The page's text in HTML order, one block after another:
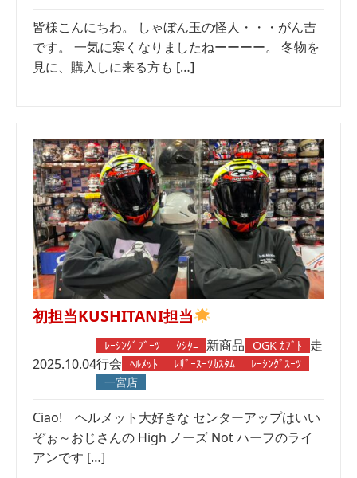
皆様こんにちわ。 しゃぼん玉の怪人・・・がん吉
です。 一気に寒くなりましたねーーーー。 冬物を
見に、購入しに来る方も […]
初担当KUSHITANI担当
2025.10.04
ﾚｰｼﾝｸﾞﾌﾞｰﾂ ｸｼﾀﾆ 新商品 OGK ｶﾌﾞﾄ
走
行会 ﾍﾙﾒｯﾄ ﾚｻﾞｰｽｰﾂｶｽﾀﾑ
ﾚｰｼﾝｸﾞｽｰﾂ
一宮店
Ciao! ヘルメット大好きな センターアップはいい
ぞぉ～おじさんの High ノーズ Not ハーフのライ
アンです […]